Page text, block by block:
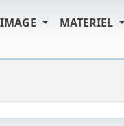
IMAGE MATERIEL